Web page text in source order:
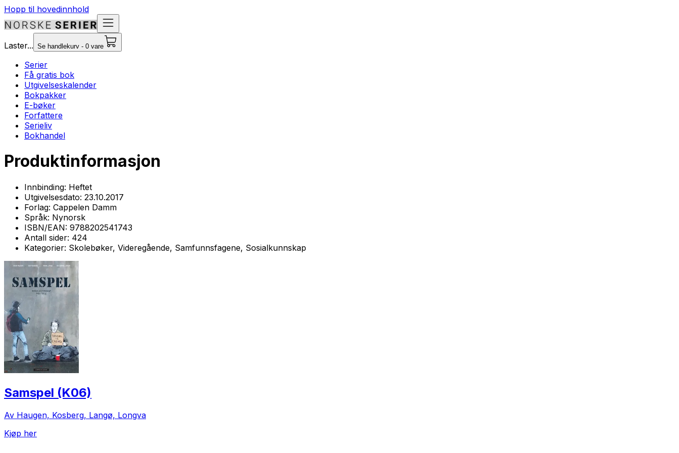
Hopp til hovedinnhold
Laster... Se handlekurv - 0 vare
Serier
Få gratis bok
Utgivelseskalender
Bokpakker
E-bøker
Forfattere
Serieliv
Bokhandel
Produktinformasjon
Innbinding: Heftet
Utgivelsesdato: 23.10.2017
Forlag: Cappelen Damm
Språk: Nynorsk
ISBN/EAN: 9788202541743
Antall sider: 424
Kategorier: Skolebøker, Videregående, Samfunnsfagene, Sosialkunnskap
Samspel (K06)
Av Haugen, Kosberg, Langø, Longva
Kjøp her